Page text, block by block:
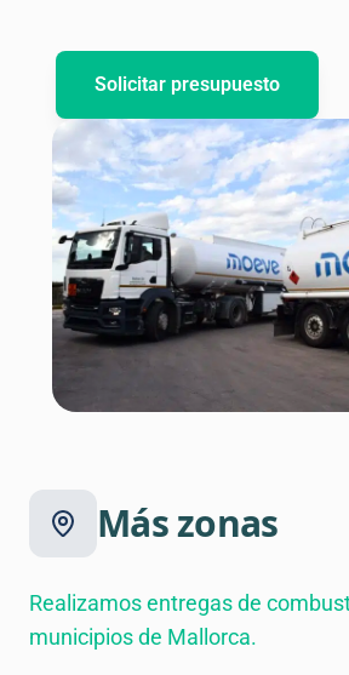
Solicitar presupuesto
Más zonas
Realizamos entregas de
municipios de Mallorca.